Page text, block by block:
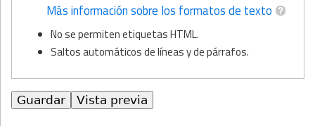
Más información sobre los formatos de texto
No se permiten etiquetas HTML.
Saltos automáticos de líneas y de párrafos.